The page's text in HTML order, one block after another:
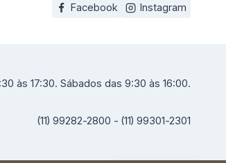
Facebook Instagram
às 17:30. Sábados das 9:30 às 16:00.
(11) 99282-2800 - (11) 99301-2301